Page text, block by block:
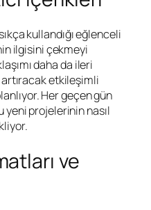
kullandığı eğlenceli
ilgisini çekmeyi
daha da ileri
artıracak etkileşimli
Her geçen gün
projelerinin nasıl
ve